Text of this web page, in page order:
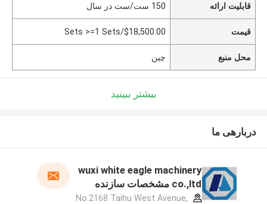
قابلیت ارائه 150 ست/ست در سال
قیمت $18,500.00/Sets >=1 Sets
محل منبع چین
بیشتر ببینید
دربارهی ما
wuxi white eagle machinery
co.,ltd مشخصات سازنده
No.2168 Taihu West Avenue,